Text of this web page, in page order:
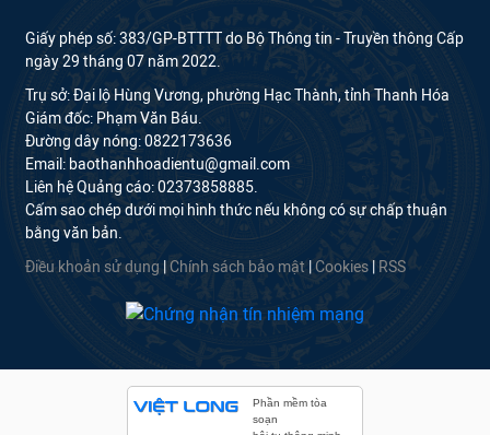
Giấy phép số: 383/GP-BTTTT do Bộ Thông tin - Truyền thông Cấp
ngày 29 tháng 07 năm 2022.
Trụ sở: Đại lộ Hùng Vương, phường Hạc Thành, tỉnh Thanh Hóa
Giám đốc: Phạm Văn Báu.
Đường dây nóng: 0822173636
Email: baothanhhoadientu@gmail.com
Liên hệ Quảng cáo: 02373858885.
Cấm sao chép dưới mọi hình thức nếu không có sự chấp thuận
bằng văn bản.
Điều khoản sử dụng Chính sách bảo mật Cookies RSS
Phần mềm tòa
soạn